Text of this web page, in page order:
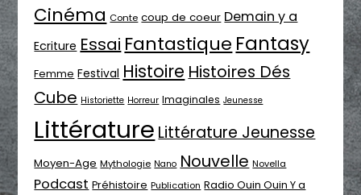
Cinéma Conte coup de coeur Demain y a
Ecriture Essai Fantastique Fantasy
Femme Festival Histoire Histoires Dés
Cube Historiette Horreur Imaginales Jeunesse
Littérature Littérature Jeunesse
Moyen-Age Mythologie Nano Nouvelle Novella
Podcast Préhistoire Publication Radio Ouin Ouin Y a